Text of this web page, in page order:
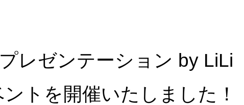
レゼンテーション by LiLi
トを開催いたしました！